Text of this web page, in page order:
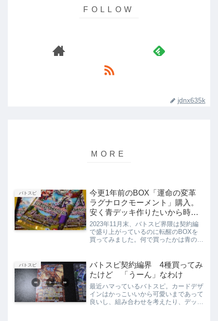
jdnx635k
バトスピ
今更1年前のBOX「運命の変革
ラグナロクモーメント」購入。
安く青デッキ作りたいから時冠
目当てです。
2023年11月末、バトスピ界隈は契約編
で盛り上がっているのに転醒のBOXを
買ってみました。何で買ったかは青のデ
ボックスでは「時冠」テーマが青色で纏
まって入手できるのも...
バトスピ
バトスピ契約編界 4種買ってみ
たけど 「うーん」なわけ
最近ハマっているバトスピ。カードデザ
インはかっこいいから可愛いまであって
良いし、組み合わせを考えたり、デッキ